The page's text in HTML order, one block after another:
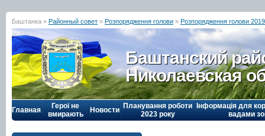
Баштанка » Районный совет » Розпорядження голови » Розпорядження голови
Баштанский
Николаевская
Главная
Герої не
вмирають
Новости Планування роботи
2023 року
Інформація для
вадами